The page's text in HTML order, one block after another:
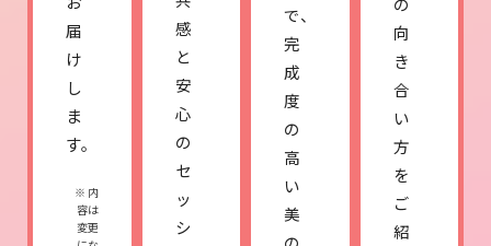
届
け
し
ま
す。
※ 内
容は
変更
感
と
安
心
の
セ
ッ
シ
で、
完
成
度
の
高
い
美
向
き
合
い
方
を
ご
紹